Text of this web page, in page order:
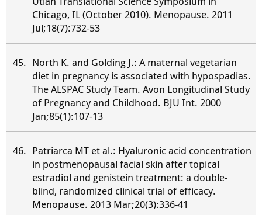
Chicago, IL (October 2010). Menopause. 2011
Jul;18(7):732-53
North K. and Golding J.: A maternal vegetarian
diet in pregnancy is associated with hypospadias.
The ALSPAC Study Team. Avon Longitudinal Study
of Pregnancy and Childhood. BJU Int. 2000
Jan;85(1):107-13
Patriarca MT et al.: Hyaluronic acid concentration
in postmenopausal facial skin after topical
estradiol and genistein treatment: a double-
blind, randomized clinical trial of efficacy.
Menopause. 2013 Mar;20(3):336-41